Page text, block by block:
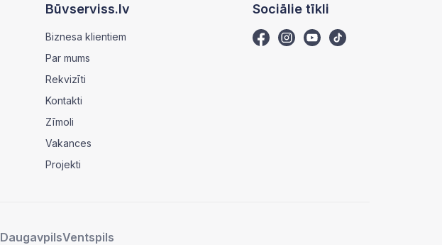
Būvserviss.lv
Biznesa klientiem
Par mums
Rekvizīti
Kontakti
Zīmoli
Vakances
Projekti
Sociālie tīkli
DaugavpilsVentspils